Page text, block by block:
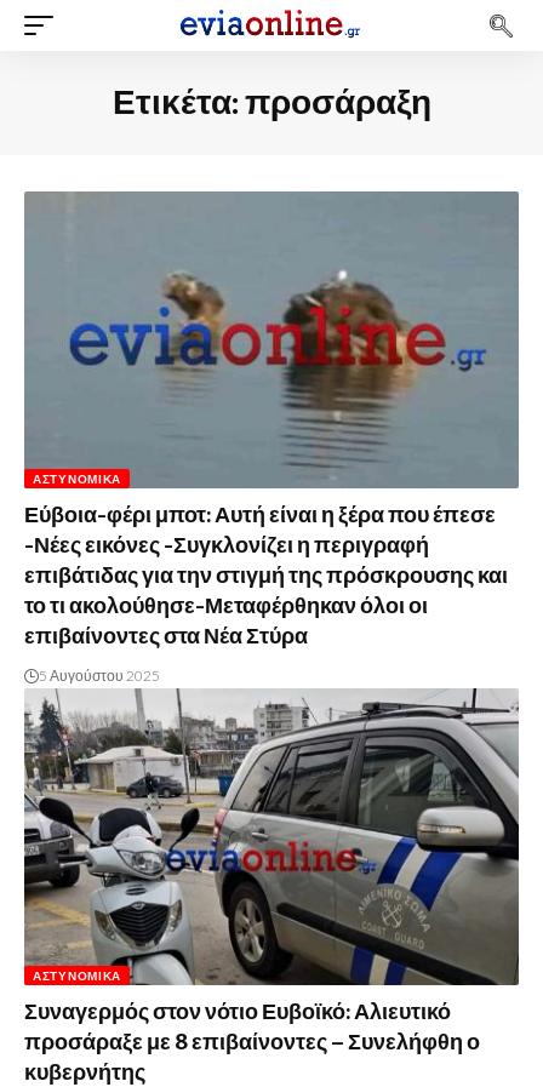
Ετικέτα:προσάραξη
ΑΣΤΥΝΟΜΙΚΆ
Εύβοια-φέρι μποτ: Αυτή είναι η ξέρα που έπεσε
-Νέες εικόνες -Συγκλονίζει η περιγραφή
επιβάτιδας για την στιγμή της πρόσκρουσης και
το τι ακολούθησε-Μεταφέρθηκαν όλοι οι
επιβαίνοντες στα Νέα Στύρα
5 Αυγούστου 2025
ΑΣΤΥΝΟΜΙΚΆ
Συναγερμός στον νότιο Ευβοϊκό: Αλιευτικό
προσάραξε με 8 επιβαίνοντες – Συνελήφθη ο
κυβερνήτης